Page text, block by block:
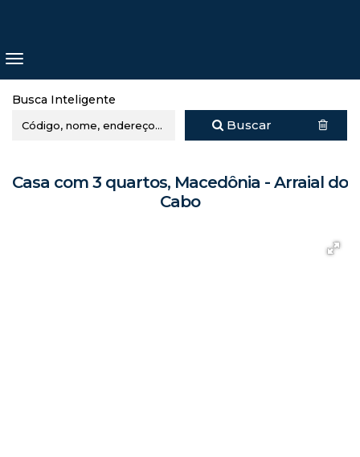
Busca Inteligente
Buscar
Casa com 3 quartos, Macedônia - Arraial do
Cabo